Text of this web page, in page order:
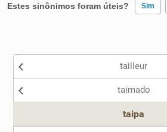
Estes sinônimos foram úteis? Sim
Nenhum dos sinônimos apresentados
tailleur
taimado
taipa